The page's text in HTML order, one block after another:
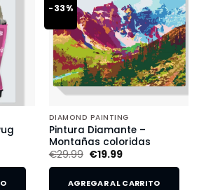
-33%
DIAMOND PAINTING
Pintura Diamante –
Montañas coloridas
€29.99 €19.99
AGREGAR AL CARRITO